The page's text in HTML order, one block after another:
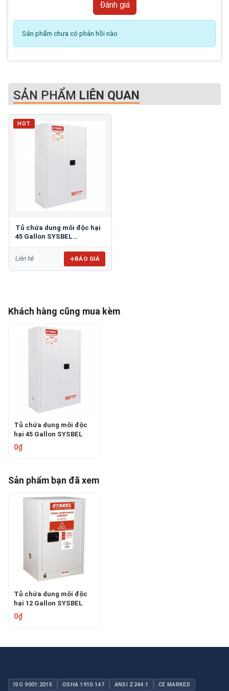
Sản phẩm chưa có phản hồi nào
SẢN PHẨM LIÊN QUAN
HOT
Tủ chứa dung môi độc hại
45 Gallon SYSBEL
Liên hệ BÁO GIÁ
Khách hàng cũng mua kèm
Tủ chứa dung môi độc
hại 45 Gallon SYSBEL
WA810450W
0₫
Sản phẩm bạn đã xem
Tủ chứa dung môi độc
hại 12 Gallon SYSBEL
WA810120W
0₫
ISO 9001:2015 OSHA 1910.147 ANSI Z244.1 CE MARKED